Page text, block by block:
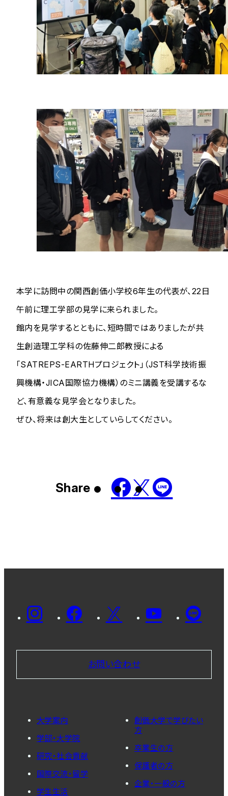
本学に訪問中の関西創価小学校6年生の代表が、22日
午前に理工学部の見学に来られました。
館内を見学するとともに、短時間ではありましたが共
生創造理工学科の佐藤伸二郎教授による
「SATREPS-EARTHプロジェクト」（JST科学技術振
興機構・JICA国際協力機構）のミニ講義を受講するな
ど、有意義な見学会となりました。
ぜひ、将来は創大生としていらしてください。
Share
お問い合わせ
大学案内
学部・大学院
研究・社会貢献
国際交流・留学
学生生活
創価大学で学びたい
方
卒業生の方
保護者の方
企業・一般の方